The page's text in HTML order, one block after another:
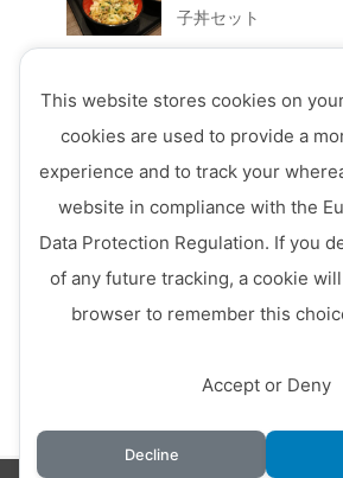
子丼セット
店でFUJIYAMAセット
657杯目：富士そば
ミートソースそば
656杯目：富士そば
ュー「ミニ四川風か
This website stores cookies on
cookies are used to provide a
experience and to track your
website in compliance with the
Data Protection Regulation. If you
of any future tracking, a cookie
browser to remember this
Accept or Deny
Decline